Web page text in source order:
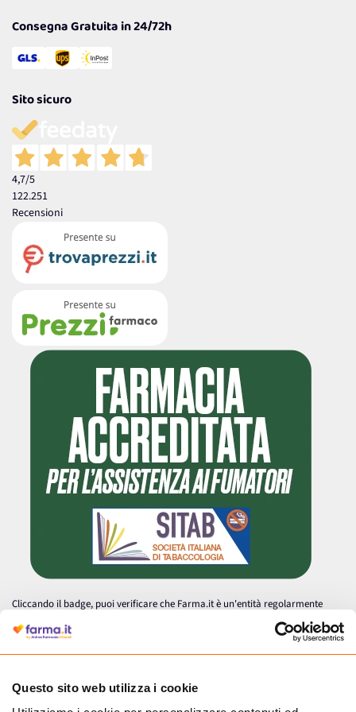
Questo sito web utilizza i cookie
Consegna Gratuita in 24/72h
Sito sicuro
4,7/5
122.251
Recensioni
Cliccando il badge, puoi verificare che Farma.it è un'entità regolarmente
autorizzata dal Ministero della Salute a effettuare la vendita online di
medicinali.